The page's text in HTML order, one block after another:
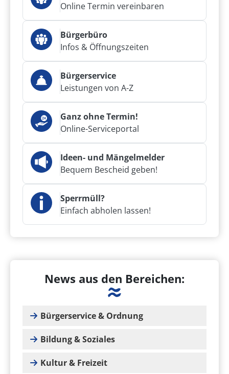
Online Termin vereinbaren
Bürgerbüro
Infos & Öffnungszeiten
Bürgerservice
Leistungen von A-Z
Ganz ohne Termin!
Online-Serviceportal
Ideen- und Mängelmelder
Bequem Bescheid geben!
Sperrmüll?
Einfach abholen lassen!
News aus den Bereichen:
Bürgerservice & Ordnung
Bildung & Soziales
Kultur & Freizeit